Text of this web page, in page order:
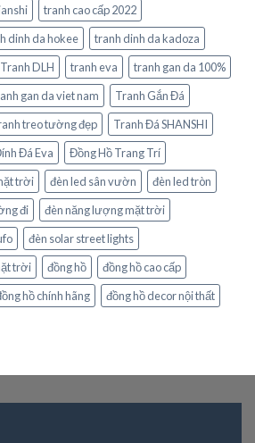
tranh cao cấp 2022
dinh da hokee
tranh dinh da kadoza
Tranh DLH tranh eva
tranh gan da 100%
gan da viet nam
Tranh Gắn Đá
treo tường đẹp
Tranh Đá SHANSHI
Đá Eva
Đồng Hồ Trang Trí
trời đèn led sân vườn
đèn led tròn
đi
đèn năng lượng mặt trời
đèn solar street lights
trời
đồng hồ
đồng hồ cao cấp
hồ chính hãng
đồng hồ decor nội thất